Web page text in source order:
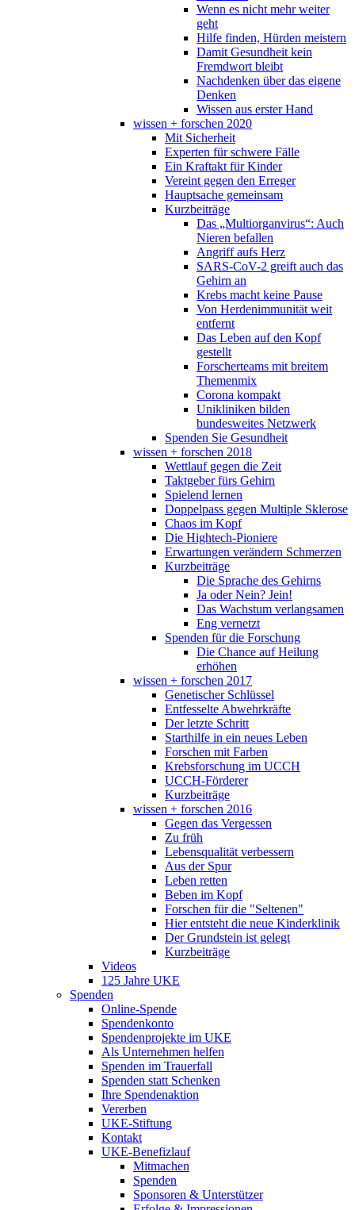
Wenn es nicht mehr weiter
geht
Hilfe finden, Hürden meistern
Damit Gesundheit kein
Fremdwort bleibt
Nachdenken über das eigene
Denken
Wissen aus erster Hand
wissen + forschen 2020
Mit Sicherheit
Experten für schwere Fälle
Ein Kraftakt für Kinder
Vereint gegen den Erreger
Hauptsache gemeinsam
Kurzbeiträge
Das „Multiorganvirus“: Auch
Nieren befallen
Angriff aufs Herz
SARS-CoV-2 greift auch das
Gehirn an
Krebs macht keine Pause
Von Herdenimmunität weit
entfernt
Das Leben auf den Kopf
gestellt
Forscherteams mit breitem
Themenmix
Corona kompakt
Unikliniken bilden
bundesweites Netzwerk
Spenden Sie Gesundheit
wissen + forschen 2018
Wettlauf gegen die Zeit
Taktgeber fürs Gehirn
Spielend lernen
Doppelpass gegen Multiple Sklerose
Chaos im Kopf
Die Hightech-Pioniere
Erwartungen verändern Schmerzen
Kurzbeiträge
Die Sprache des Gehirns
Ja oder Nein? Jein!
Das Wachstum verlangsamen
Eng vernetzt
Spenden für die Forschung
Die Chance auf Heilung
erhöhen
wissen + forschen 2017
Genetischer Schlüssel
Entfesselte Abwehrkräfte
Der letzte Schritt
Starthilfe in ein neues Leben
Forschen mit Farben
Krebsforschung im UCCH
UCCH-Förderer
Kurzbeiträge
wissen + forschen 2016
Gegen das Vergessen
Zu früh
Lebensqualität verbessern
Aus der Spur
Leben retten
Beben im Kopf
Forschen für die "Seltenen"
Hier entsteht die neue Kinderklinik
Der Grundstein ist gelegt
Kurzbeiträge
Videos
125 Jahre UKE
Spenden
Online-Spende
Spendenkonto
Spendenprojekte im UKE
Als Unternehmen helfen
Spenden im Trauerfall
Spenden statt Schenken
Ihre Spendenaktion
Vererben
UKE-Stiftung
Kontakt
UKE-Benefizlauf
Mitmachen
Spenden
Sponsoren & Unterstützer